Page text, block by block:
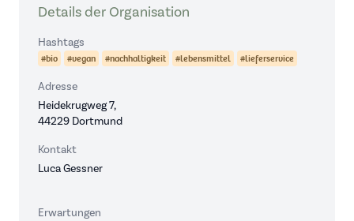
Details der Organisation
Hashtags
#bio #vegan #nachhaltigkeit #lebensmittel #lieferservice
Adresse
Heidekrugweg 7,
44229 Dortmund
Kontakt
Luca Gessner
Erwartungen